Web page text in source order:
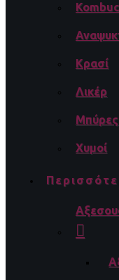
Κρασί
Λικέρ
Μπύρες
Χυμοί